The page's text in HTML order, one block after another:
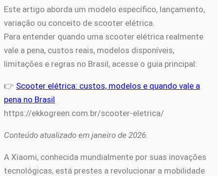
Este artigo aborda um modelo específico, lançamento,
variação ou conceito de scooter elétrica.
Para entender quando uma scooter elétrica realmente
vale a pena, custos reais, modelos disponíveis,
limitações e regras no Brasil, acesse o guia principal:
👉 Scooter elétrica: custos, modelos e quando vale a
pena no Brasil
https://ekkogreen.com.br/scooter-eletrica/
Conteúdo atualizado em janeiro de 2026.
A Xiaomi, conhecida mundialmente por suas inovações
tecnológicas, está prestes a revolucionar a mobilidade